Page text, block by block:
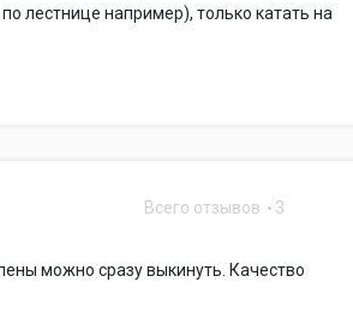
лестнице например), только катать на
Всего отзывов 3
можно сразу выкинуть. Качество